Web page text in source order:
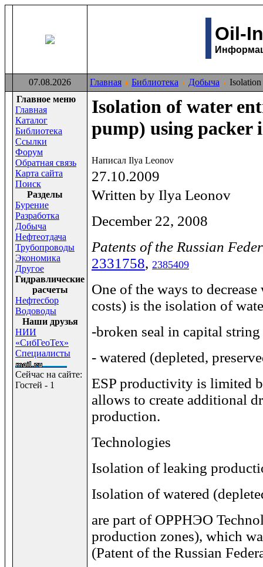
Oil-
07.08.2026 Главная Библиотека Добыча
Isolation
Главное меню
Главная
Каталог
Библиотека
Ссылки
Форум
Обратная связь
Карта сайта
Поиск
Раздeлы
Бурение
Разработка
Добыча
Нефтеотдача
Трубопроводы
Экономика
Другое
Гидравлические
расчеты
Нефтесбор
Водоводы
Наши друзья
НИИ
«СибГеоТех»
Специалисты
Сейчас на сайте:
Гостей - 1
Isolation of water
pump) using packer
Написал Ilya Leonov
27.10.2009
Written by Ilya Leonov
December 22, 2008
Patents of the Russian
2331758, 2385409
One of the ways to
costs) is the isolation of
-broken seal in capital string
- watered (depleted,
ESP productivity is limited
allows to create additional
production.
Technologies
Isolation of leaking
Isolation of watered
are part of ОРРНЭО
production zones), which
(Patent of the Russian